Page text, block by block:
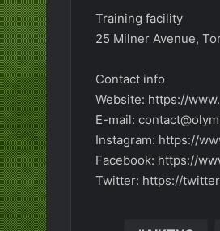
Training facility
25 Milner Avenue,
Contact info
Website: https://
E-mail:
Instagram: https://
Facebook: https://
Twitter: https://